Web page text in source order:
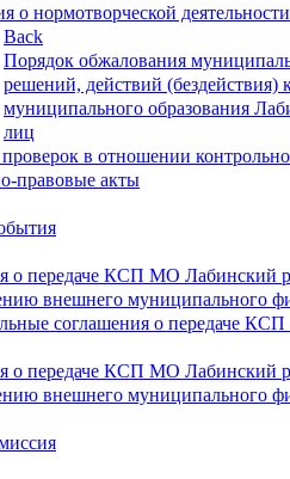
о нормотворческой деятельности
Back
Порядок обжалования
решений, действий (бездействия)
муниципального образования
лиц
проверок в отношении
правовые акты
о передаче КСП МО Лабинский
внешнего муниципального
соглашения о передаче
о передаче КСП МО Лабинский
внешнего муниципального